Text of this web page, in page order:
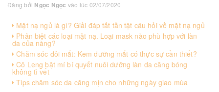
Đăng bởi Ngọc Ngọc vào lúc 02/07/2020
Mặt nạ ngủ là gì? Giải đáp tất tần tật câu hỏi về mặt nạ ngủ
Phân biệt các loại mặt nạ. Loại mask nào phù hợp với làn
da của nàng?
Chăm sóc đôi mắt: Kem dưỡng mắt có thực sự cần thiết?
Cô Leng bật mí bí quyết nuôi dưỡng làn da căng bóng
không tì vết
Tips chăm sóc da căng mịn cho những ngày giao mùa